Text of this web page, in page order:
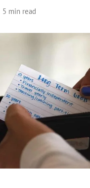
5 min read